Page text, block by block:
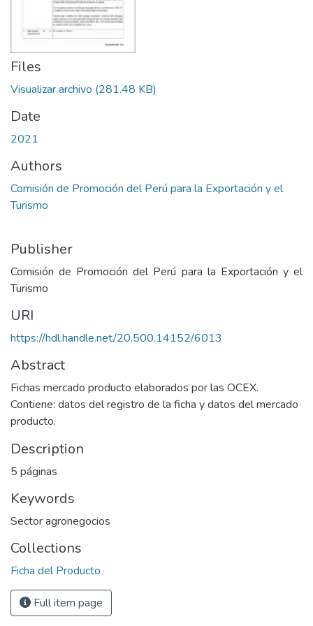
Files
Visualizar archivo (281.48 KB)
Date
2021
Authors
Comisión de Promoción del Perú para la Exportación y el
Turismo
Publisher
Comisión de Promoción del Perú para la Exportación y el
Turismo
URI
https://hdl.handle.net/20.500.14152/6013
Abstract
Fichas mercado producto elaborados por las OCEX.
Contiene: datos del registro de la ficha y datos del mercado
producto.
Description
5 páginas
Keywords
Sector agronegocios
Collections
Ficha del Producto
Full item page